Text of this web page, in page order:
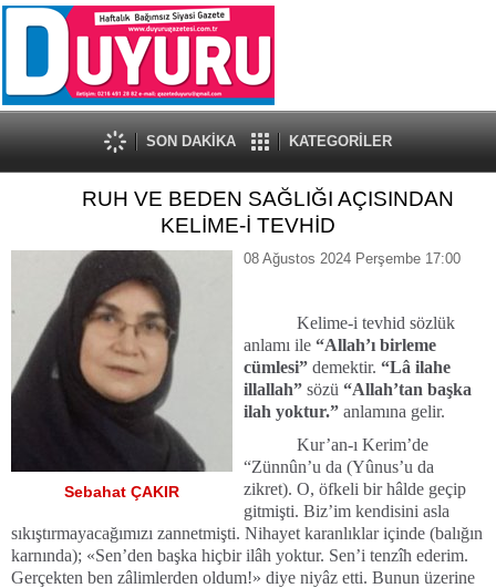
SON DAKİKA KATEGORİLER
RUH VE BEDEN SAĞLIĞI AÇISINDAN
KELİME-İ TEVHİD
Sebahat ÇAKIR
08 Ağustos 2024 Perşembe 17:00
Kelime-i tevhid sözlük
anlamı ile “Allah’ı birleme
cümlesi” demektir. “Lâ ilahe
illallah” sözü “Allah’tan başka
ilah yoktur.” anlamına gelir.
Kur’an-ı Kerim’de
“Zünnûn’u da (Yûnus’u da
zikret). O, öfkeli bir hâlde geçip
gitmişti. Biz’im kendisini asla
sıkıştırmayacağımızı zannetmişti. Nihayet karanlıklar içinde (balığın
karnında); «Sen’den başka hiçbir ilâh yoktur. Sen’i tenzîh ederim.
Gerçekten ben zâlimlerden oldum!» diye niyâz etti. Bunun üzerine